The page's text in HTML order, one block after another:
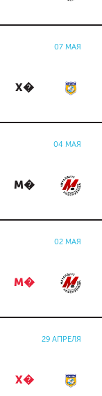
07 МАЯ
Х�
04 МАЯ
М�
02 МАЯ
М�
29 АПРЕЛЯ
Х�